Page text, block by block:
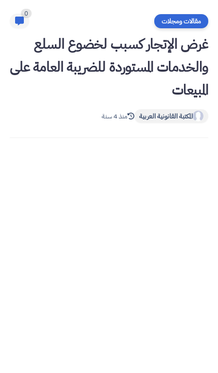
مقالات ومجلات
0
غرض الإتجار كسبب لخضوع السلع
والخدمات المستوردة للضريبة العامة على
المبيعات
المكتبة القانونية العربية منذ 4 سنة